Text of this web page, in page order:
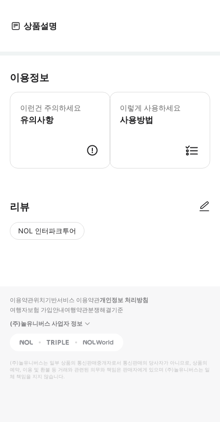
상품설명
이용정보
이런건 주의하세요
유의사항
▶ 꼭 알아두세요 * 만 17세 이하의 게
이렇게 사용하세요
사용방법
리뷰
NOL 인터파크투어
입니
다.
높
은
순
동
영
상
순
상
이용약관위치기반서비스 이용약관개인정보 처리방침
여행자보험 가입안내여행약관분쟁해결기준
(주)놀유니버스 사업자 정보
NOL Triple Interpark Global
(주)놀유니버스는 일부 상품의 통신판매중개자로서 통신판매의 당사자가 아니므로, 상품의
예약, 이용 및 환불 등 거래와 관련된 의무와 책임은 판매자에게 있으며 (주)놀유니버스는 일
체 책임을 지지 않습니다.